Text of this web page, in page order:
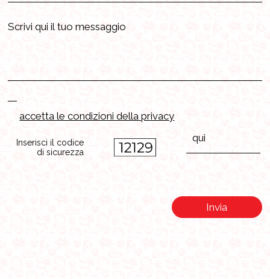
accetta le condizioni della privacy
Inserisci il codice
di sicurezza
Invia